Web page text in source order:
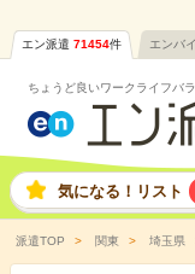
エン派遣 71454件 エンバ
ちょうど良いワークライフバ
気になる！リスト
派遣TOP 関東 埼玉県